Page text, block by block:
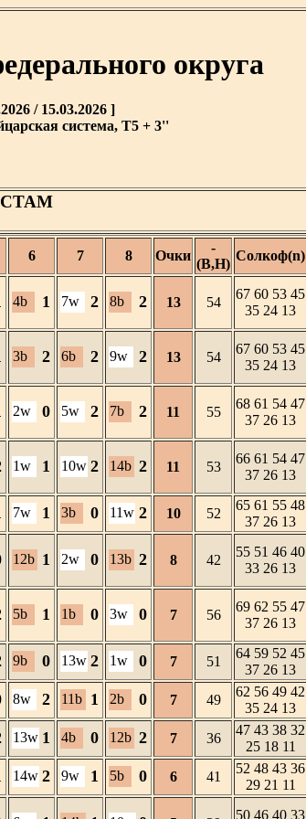
округа
/ 15.03.2026 ]
система, T5 + 3''
6 7 8 Очки
-
(В,Н)
Солкоф(n)
4b 1 7w 2 8b 2 13 54
67 60 53 45
35 24 13
3b 2 6b 2 9w 2 13 54
67 60 53 45
35 24 13
2w 0 5w 2 7b 2 11 55
68 61 54 47
37 26 13
1w 1 10w 2 14b 2 11 53
66 61 54 47
37 26 13
7w 1 3b 0 11w 2 10 52
65 61 55 48
37 26 13
12b 1 2w 0 13b 2 8 42
55 51 46 40
33 26 13
5b 1 1b 0 3w 0 7 56
69 62 55 47
37 26 13
9b 0 13w 2 1w 0 7 51
64 59 52 45
37 26 13
8w 2 11b 1 2b 0 7 49
62 56 49 42
35 24 13
13w 1 4b 0 12b 2 7 36
47 43 38 32
25 18 11
14w 2 9w 1 5b 0 6 41
52 48 43 36
29 21 11
50 46 40 33